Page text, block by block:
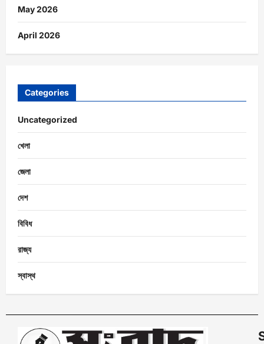
May 2026
April 2026
Categories
Uncategorized
খেলা
জেলা
দেশ
বিবিধ
রাজ্য
স্বাস্থ